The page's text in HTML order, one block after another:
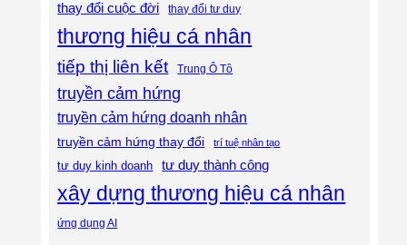
thay đổi cuộc đời thay đổi tư duy
thương hiệu cá nhân
tiếp thị liên kết Trung Ô Tô
truyền cảm hứng
truyền cảm hứng doanh nhân
truyền cảm hứng thay đổi trí tuệ nhân tạo
tư duy kinh doanh tư duy thành công
xây dựng thương hiệu cá nhân
ứng dụng AI